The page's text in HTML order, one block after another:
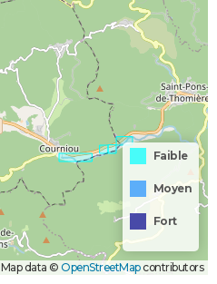
Faible
Moyen
Fort
Map data © OpenStreetMapcontributors